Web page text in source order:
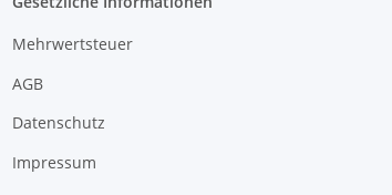
Mehrwertsteuer
AGB
Datenschutz
Impressum